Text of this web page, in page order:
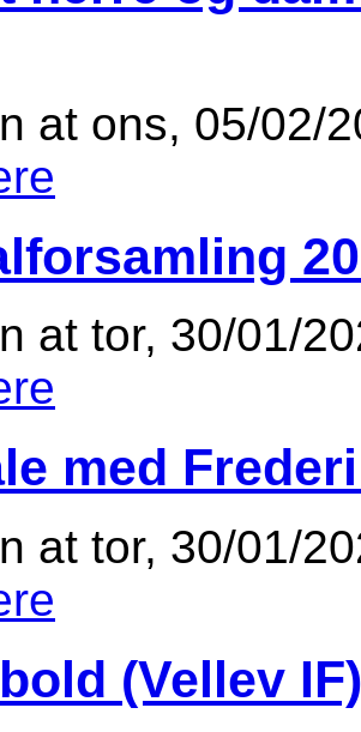
at ons, 05/02/
at tor, 30/01/
med
at tor, 30/01/
(Vellev IF)